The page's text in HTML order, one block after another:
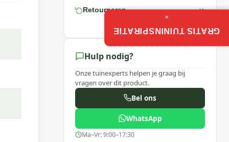
met
Retourneren
Hulp nodig?
Onze tuinexperts helpen je graag bij
vragen over dit product.
Bel ons
WhatsApp
Ma–Vr: 9:00–17:30
GRATIS TUININSPIRATIE
×